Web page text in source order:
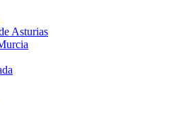
Asturias